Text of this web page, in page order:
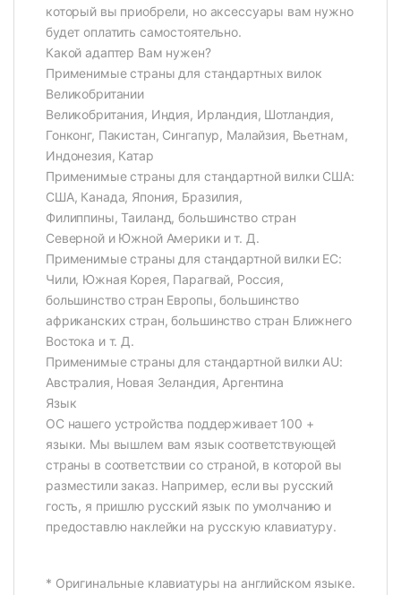
который вы приобрели, но аксессуары вам нужно
будет оплатить самостоятельно.
Какой адаптер Вам нужен?
Применимые страны для стандартных вилок
Великобритании
Великобритания, Индия, Ирландия, Шотландия,
Гонконг, Пакистан, Сингапур, Малайзия, Вьетнам,
Индонезия, Катар
Применимые страны для стандартной вилки США:
США, Канада, Япония, Бразилия,
Филиппины, Таиланд, большинство стран
Северной и Южной Америки и т. Д.
Применимые страны для стандартной вилки ЕС:
Чили, Южная Корея, Парагвай, Россия,
большинство стран Европы, большинство
африканских стран, большинство стран Ближнего
Востока и т. Д.
Применимые страны для стандартной вилки AU:
Австралия, Новая Зеландия, Аргентина
Язык
ОС нашего устройства поддерживает 100 +
языки. Мы вышлем вам язык соответствующей
страны в соответствии со страной, в которой вы
разместили заказ. Например, если вы русский
гость, я пришлю русский язык по умолчанию и
предоставлю наклейки на русскую клавиатуру.
* Оригинальные клавиатуры на английском языке.